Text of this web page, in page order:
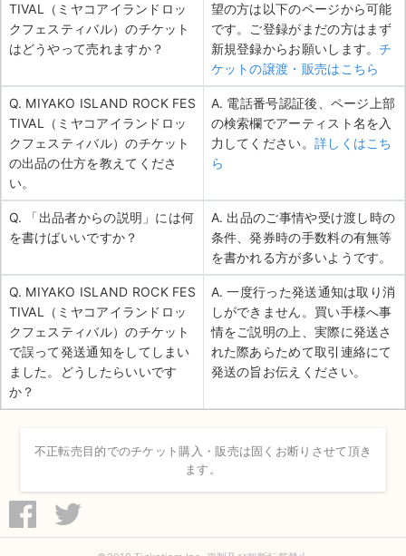
TIVAL（ミヤコアイランドロッ
クフェスティバル）のチケット
はどうやって売れますか？
望の方は以下のページから可能
です。ご登録がまだの方はまず
新規登録からお願いします。チ
ケットの譲渡・販売はこちら
Q. MIYAKO ISLAND ROCK FES
TIVAL（ミヤコアイランドロッ
クフェスティバル）のチケット
の出品の仕方を教えてくださ
い。
A. 電話番号認証後、ページ上部
の検索欄でアーティスト名を入
力してください。 詳しくはこち
ら
Q. 「出品者からの説明」には何
を書けばいいですか？
A. 出品のご事情や受け渡し時の
条件、発券時の手数料の有無等
を書かれる方が多いようです。
Q. MIYAKO ISLAND ROCK FES
TIVAL（ミヤコアイランドロッ
クフェスティバル）のチケット
で誤って発送通知をしてしまい
ました。どうしたらいいです
か？
A. 一度行った発送通知は取り消
しができません。買い手様へ事
情をご説明の上、実際に発送さ
れた際あらためて取引連絡にて
発送の旨お伝えください。
不正転売目的でのチケット購入・販売は固くお断りさせて頂き
ます。